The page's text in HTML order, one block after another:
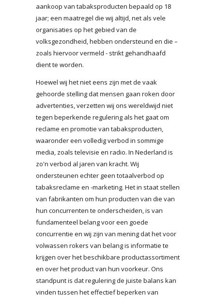
aankoop van tabaksproducten bepaald op 18
jaar; een maatregel die wij altijd, net als vele
organisaties op het gebied van de
volksgezondheid, hebben ondersteund en die –
zoals hiervoor vermeld - strikt gehandhaafd
dient te worden.
Hoewel wij het niet eens zijn met de vaak
gehoorde stelling dat mensen gaan roken door
advertenties, verzetten wij ons wereldwijd niet
tegen beperkende regulering als het gaat om
reclame en promotie van tabaksproducten,
waaronder een volledig verbod in sommige
media, zoals televisie en radio. In Nederland is
zo'n verbod al jaren van kracht. Wij
ondersteunen echter geen totaalverbod op
tabaksreclame en -marketing. Het in staat stellen
van fabrikanten om hun producten van die van
hun concurrenten te onderscheiden, is van
fundamenteel belang voor een goede
concurrentie en wij zijn van mening dat het voor
volwassen rokers van belang is informatie te
krijgen over het beschikbare productassortiment
en over het product van hun voorkeur. Ons
standpunt is dat regulering de juiste balans kan
vinden tussen het effectief beperken van